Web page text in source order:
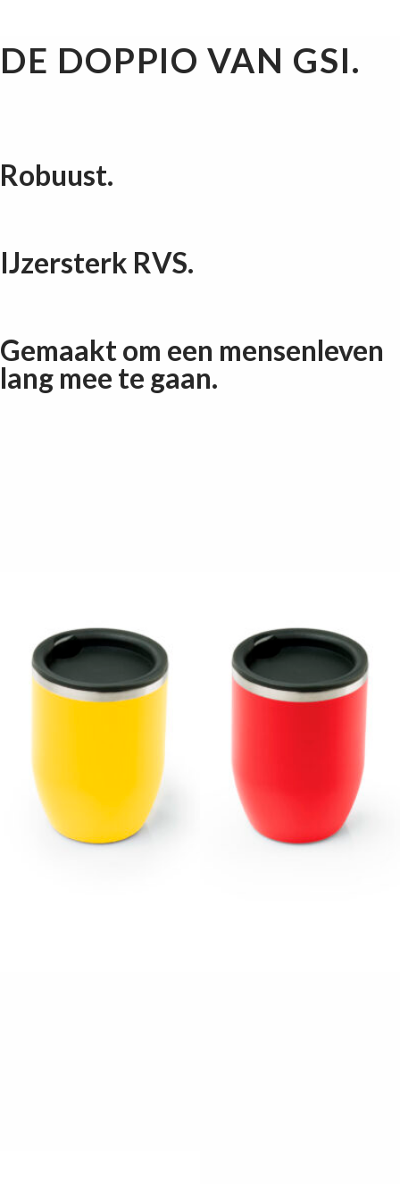
DE DOPPIO VAN GSI.
Robuust.
IJzersterk RVS.
Gemaakt om een mensenleven
lang mee te gaan.